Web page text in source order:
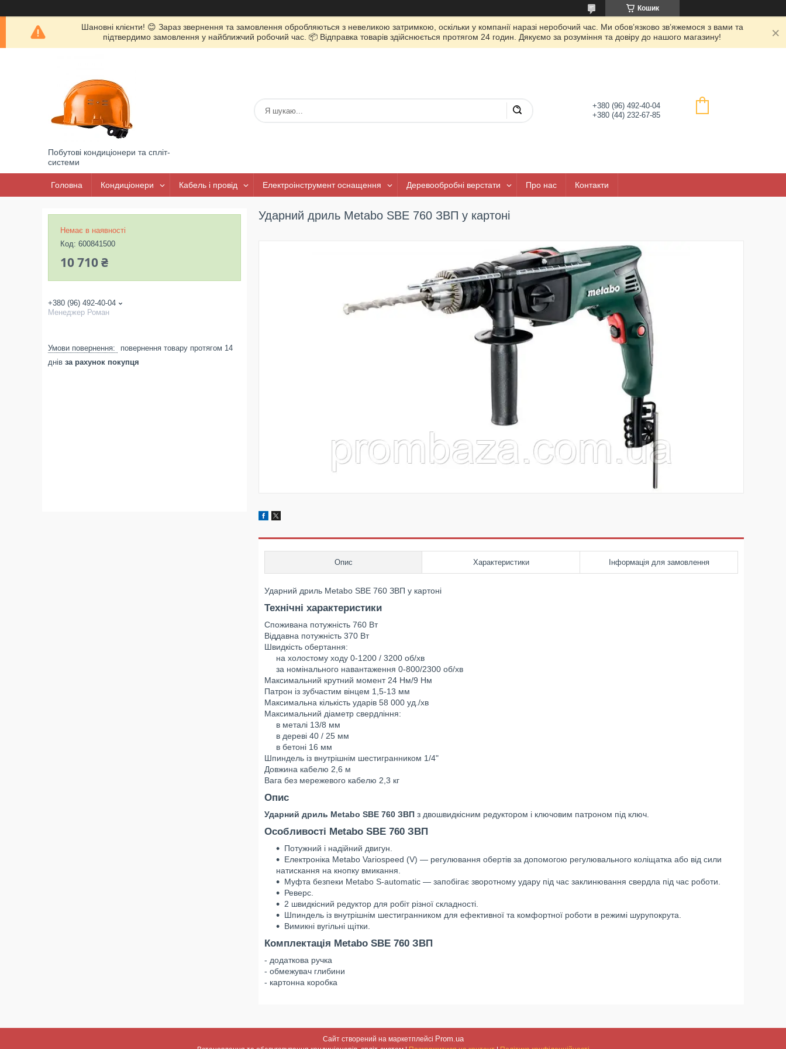
Кошик
Шановні клієнти! 😊 Зараз звернення та замовлення обробляються з невеликою затримкою, оскільки у компанії наразі неробочий час. Ми обов’язково зв’яжемося з вами та
підтвердимо замовлення у найближчий робочий час. 📦 Відправка товарів здійснюється протягом 24 годин. Дякуємо за розуміння та довіру до нашого магазину!
Побутові кондиціонери та спліт-
системи
+380 (96) 492-40-04
+380 (44) 232-67-85
Головна Кондиціонери Кабель і провід Електроінструмент оснащення Деревообробні верстати Про нас Контакти
Ударний дриль Metabo SBE 760 ЗВП у картоні
Опис Характеристики Інформація для замовлення
Ударний дриль Metabo SBE 760 ЗВП у картоні
Технічні характеристики
Споживана потужність 760 Вт
Віддавна потужність 370 Вт
Швидкість обертання:
на холостому ходу 0-1200 / 3200 об/хв
за номінального навантаження 0-800/2300 об/хв
Максимальний крутний момент 24 Нм/9 Нм
Патрон із зубчастим вінцем 1,5-13 мм
Максимальна кількість ударів 58 000 уд./хв
Максимальний діаметр свердління:
в металі 13/8 мм
в дереві 40 / 25 мм
в бетоні 16 мм
Шпиндель із внутрішнім шестигранником 1/4"
Довжина кабелю 2,6 м
Вага без мережевого кабелю 2,3 кг
Опис
Ударний дриль Metabo SBE 760 ЗВП з двошвидкісним редуктором і ключовим патроном під ключ.
Особливості Metabo SBE 760 ЗВП
Потужний і надійний двигун.
Електроніка Metabo Variospeed (V) — регулювання обертів за допомогою регулювального коліщатка або від сили
натискання на кнопку вмикання.
Муфта безпеки Metabo S-automatic — запобігає зворотному удару під час заклинювання свердла під час роботи.
Реверс.
2 швидкісний редуктор для робіт різної складності.
Шпиндель із внутрішнім шестигранником для ефективної та комфортної роботи в режимі шурупокрута.
Вимикні вугільні щітки.
Комплектація Metabo SBE 760 ЗВП
- додаткова ручка
- обмежувач глибини
- картонна коробка
Немає в наявності
Код: 600841500
10 710 ₴
+380 (96) 492-40-04
Менеджер Роман
повернення товару протягом 14
днів за рахунок покупця
Сайт створений на маркетплейсі Prom.ua